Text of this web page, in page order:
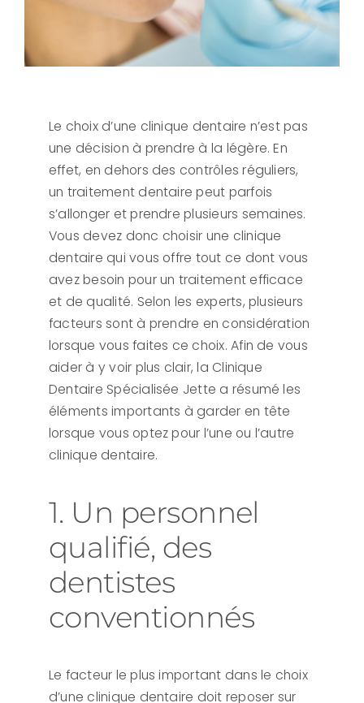
Le choix d’une clinique dentaire n’est pas
une décision à prendre à la légère. En
effet, en dehors des contrôles réguliers,
un traitement dentaire peut parfois
s’allonger et prendre plusieurs semaines.
Vous devez donc choisir une clinique
dentaire qui vous offre tout ce dont vous
avez besoin pour un traitement efficace
et de qualité. Selon les experts, plusieurs
facteurs sont à prendre en considération
lorsque vous faites ce choix. Afin de vous
aider à y voir plus clair, la Clinique
Dentaire Spécialisée Jette a résumé les
éléments importants à garder en tête
lorsque vous optez pour l’une ou l’autre
clinique dentaire.
1. Un personnel
qualifié, des
dentistes
conventionnés
Le facteur le plus important dans le choix
d’une clinique dentaire doit reposer sur